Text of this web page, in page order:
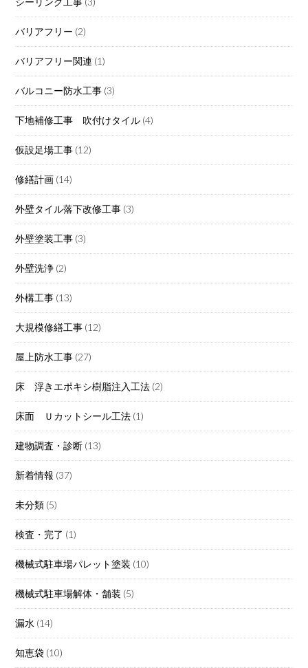
バリアフリー (2)
バリアフリー関連 (1)
バルコニー防水工事 (3)
下地補修工事 吹付けタイル (4)
仮設足場工事 (12)
修繕計画 (14)
外壁タイル落下改修工事 (3)
外壁塗装工事 (3)
外壁洗浄 (2)
外構工事 (13)
大規模修繕工事 (12)
屋上防水工事 (27)
床 浮きエポキシ樹脂注入工法 (2)
床面 Ｕカットシール工法 (1)
建物調査・診断 (13)
新着情報 (37)
未分類 (5)
検査・完了 (1)
機械式駐車場パレット塗装 (10)
機械式駐車場解体・舗装 (5)
漏水 (14)
知恵袋 (10)